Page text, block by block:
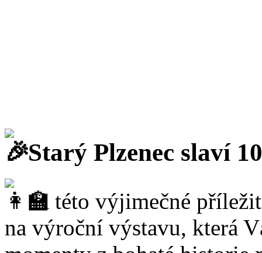
Starý Plzenec slaví
K této výjimečné
na výroční výstavu, která